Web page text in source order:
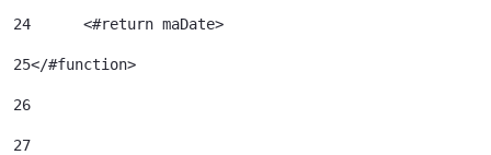
24
	<#return maDate>
25</#function>
26
27